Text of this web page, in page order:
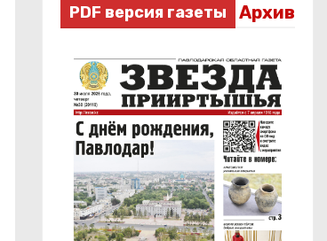
PDF версия газеты Архив